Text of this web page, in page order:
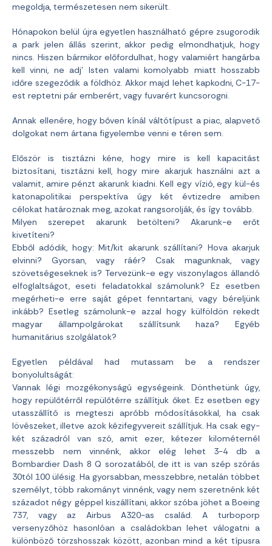
megoldja, természetesen nem sikerült.
Hónapokon belül újra egyetlen használható gépre zsugorodik
a park jelen állás szerint, akkor pedig elmondhatjuk, hogy
nincs. Hiszen bármikor előfordulhat, hogy valamiért hangárba
kell vinni, ne adj’ Isten valami komolyabb miatt hosszabb
időre szegeződik a földhöz. Akkor majd lehet kapkodni, C-17-
est reptetni pár emberért, vagy fuvarért kuncsorogni.
Annak ellenére, hogy bőven kínál váltótípust a piac, alapvető
dolgokat nem ártana figyelembe venni e téren sem.
Először is tisztázni kéne, hogy mire is kell kapacitást
biztosítani, tisztázni kell, hogy mire akarjuk használni azt a
valamit, amire pénzt akarunk kiadni. Kell egy vízió, egy kül-és
katonapolitikai perspektíva úgy két évtizedre amiben
célokat határoznak meg, azokat rangsorolják, és így tovább.
Milyen szerepet akarunk betölteni? Akarunk-e erőt
kivetíteni?
Ebből adódik, hogy: Mit/kit akarunk szállítani? Hova akarjuk
elvinni? Gyorsan, vagy ráér? Csak magunknak, vagy
szövetségeseknek is? Tervezünk-e egy viszonylagos állandó
elfoglaltságot, eseti feladatokkal számolunk? Ez esetben
megérheti-e erre saját gépet fenntartani, vagy béreljünk
inkább? Esetleg számolunk-e azzal hogy külföldön rekedt
magyar állampolgárokat szállítsunk haza? Egyéb
humanitárius szolgálatok?
Egyetlen példával had mutassam be a rendszer
bonyolultságát:
Vannak légi mozgékonyságú egységeink. Dönthetünk úgy,
hogy repülőtérről repülőtérre szállítjuk őket. Ez esetben egy
utasszállító is megteszi apróbb módosításokkal, ha csak
lövészeket, illetve azok kézifegyvereit szállítjuk. Ha csak egy-
két századról van szó, amit ezer, kétezer kilométernél
messzebb nem vinnénk, akkor elég lehet 3-4 db a
Bombardier Dash 8 Q sorozatából, de itt is van szép szórás
30tól 100 ülésig. Ha gyorsabban, messzebbre, netalán többet
személyt, több rakományt vinnénk, vagy nem szeretnénk két
századot négy géppel kiszállítani, akkor szóba jöhet a Boeing
737, vagy az Airbus A320-as család. A turboporp
versenyzőhöz hasonlóan a családokban lehet válogatni a
különböző törzshosszak között, azonban mind a két típusra